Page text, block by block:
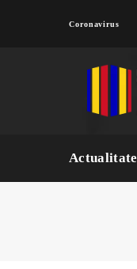
Coronavirus
Actualitate